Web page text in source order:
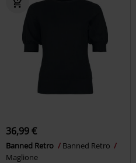
36,99 €
Banned Retro
Banned Retro
Maglione